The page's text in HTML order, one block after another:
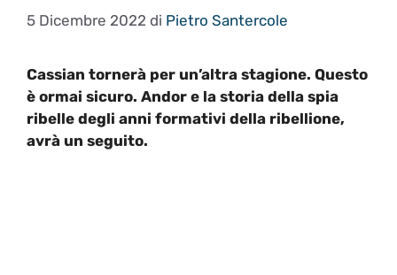
5 Dicembre 2022 di Pietro Santercole
Cassian tornerà per un’altra stagione. Questo
è ormai sicuro. Andor e la storia della spia
ribelle degli anni formativi della ribellione,
avrà un seguito.